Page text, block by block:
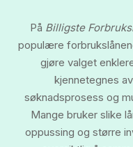
På Billigste
populære
gjøre valget
kjennetegnes
søknadsprosess og
Mange bruker slike
oppussing og større